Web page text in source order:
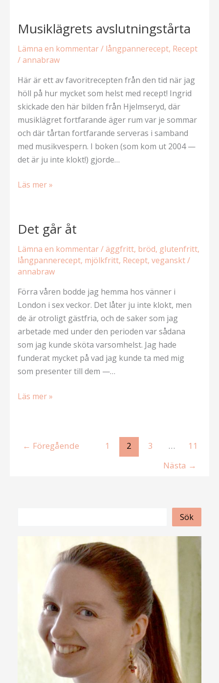
Musiklägrets avslutningstårta
Lämna en kommentar/ långpannerecept, Recept
/annabraw
Här är ett av favoritrecepten från den tid när jag
höll på hur mycket som helst med recept! Ingrid
skickade den här bilden från Hjelmseryd, där
musiklägret fortfarande äger rum var je sommar
och där tårtan fortfarande serveras i samband
med musikvespern. I boken (som kom ut 2004 —
det är ju inte klokt!) gjorde…
Musiklägrets
Läs mer »
Det går åt
Lämna en kommentar/äggfritt, bröd, glutenfritt,
långpannerecept, mjölkfritt, Recept, veganskt/
annabraw
Förra våren bodde jag hemma hos vänner i
London i sex veckor. Det låter ju inte klokt, men
de är otroligt gästfria, och de saker som jag
arbetade med under den perioden var sådana
som jag kunde sköta varsomhelst. Jag hade
funderat mycket på vad jag kunde ta med mig
som presenter till dem —…
Det
Läs mer »
← Föregående 1 2 3 …
11
Nästa →
Sök